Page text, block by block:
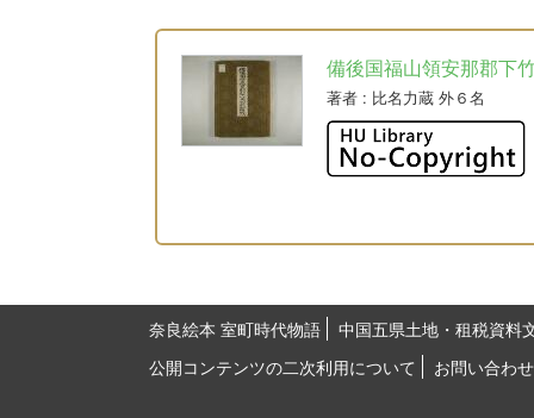
備後国福山領安那郡
著者 : 比名力蔵 外６名
奈良絵本 室町時代物語
中国五県土地・租税資料
公開コンテンツの二次利用について
お問い合わせ